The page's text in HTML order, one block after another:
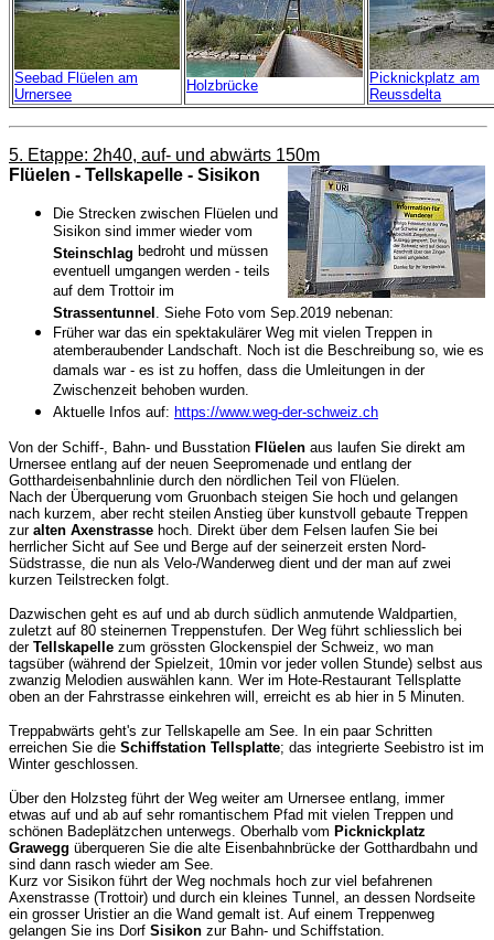
Seebad Flüelen am
Urnersee
Holzbrücke
Picknickplatz am
Reussdelta
5. Etappe: 2h40, auf- und abwärts 150m
Flüelen - Tellskapelle - Sisikon
Die Strecken zwischen Flüelen und
Sisikon sind immer wieder vom
Steinschlag bedroht und müssen
eventuell umgangen werden - teils
auf dem Trottoir im
Strassentunnel . Siehe Foto vom Sep.2019 nebenan:
Früher war das ein spektakulärer Weg mit vielen Treppen in
atemberaubender Landschaft. Noch ist die Beschreibung so, wie es
damals war - es ist zu hoffen, dass die Umleitungen in der
Zwischenzeit behoben wurden.
Aktuelle Infos auf: https://www.weg-der-schweiz.ch
Von der Schiff-, Bahn- und Busstation Flüelen aus laufen Sie direkt am
Urnersee entlang auf der neuen Seepromenade und entlang der
Gotthardeisenbahnlinie durch den nördlichen Teil von Flüelen.
Nach der Überquerung vom Gruonbach steigen Sie hoch und gelangen
nach kurzem, aber recht steilen Anstieg über kunstvoll gebaute Treppen
zur alten Axenstrasse hoch. Direkt über dem Felsen laufen Sie bei
herrlicher Sicht auf See und Berge auf der seinerzeit ersten Nord-
Südstrasse, die nun als Velo-/Wanderweg dient und der man auf zwei
kurzen Teilstrecken folgt.
Dazwischen geht es auf und ab durch südlich anmutende Waldpartien,
zuletzt auf 80 steinernen Treppenstufen. Der Weg führt schliesslich bei
der Tell skapelle zum grössten Glockenspiel der Schweiz, wo man
tagsüber (während der Spielzeit, 10min vor jeder vollen Stunde) selbst aus
zwanzig Melodien auswählen kann. Wer im Hote-Restaurant Tellsplatte
oben an der Fahrstrasse einkehren will, erreicht es ab hier in 5 Minuten.
Treppabwärts geht's zur Tellskapelle am See. In ein paar Schritten
erreichen Sie die Schiffstation Tellsplatte; das integrierte Seebistro ist im
Winter geschlossen.
Über den Holzsteg führt der Weg weiter am Urnersee entlang, immer
etwas auf und ab auf sehr romantischem Pfad mit vielen Treppen und
schönen Badeplätzchen unterwegs. Oberhalb vom Picknickplatz
Grawegg überqueren Sie die alte Eisenbahnbrücke der Gotthardbahn und
sind dann rasch wieder am See.
Kurz vor Sisikon führt der Weg nochmals hoch zur viel befahrenen
Axenstrasse (Trottoir) und durch ein kleines Tunnel, an dessen Nordseite
ein grosser Uristier an die Wand gemalt ist. Auf einem Treppenweg
gelangen Sie ins Dorf Sisikon zur Bahn- und Schiffstation.